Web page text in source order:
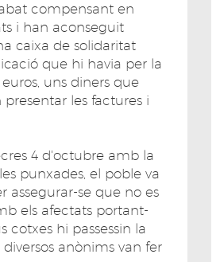
compensant en
i han aconseguit
caixa de solidaritat
que hi havia per la
uns diners que
les factures i
4 d'octubre amb la
punxades, el poble va
assegurar-se que no es
els afectats portant-
cotxes hi passessin la
anònims van fer